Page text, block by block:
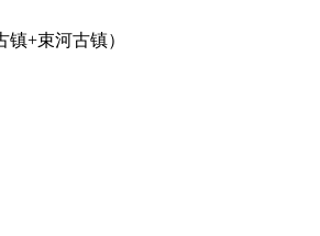
+束河古镇）